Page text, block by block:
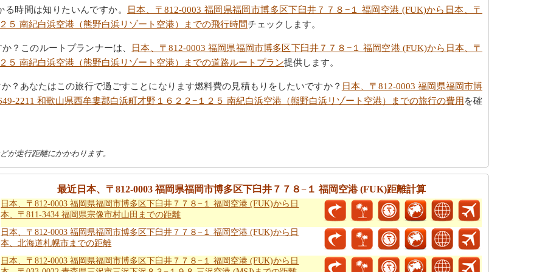
時間は知りたいんですか。
日本、〒812-0003 福岡県福岡市博多区下臼井７７８−１ 福岡空港 (FUK)から日本、〒
５ 南紀白浜空港（熊野白浜リゾート空港）までの飛行時間チェックします。
？このルートプランナーは、
日本、〒812-0003 福岡県福岡市博多区下臼井７７８−１ 福岡空港 (FUK)から日本、〒
５ 南紀白浜空港（熊野白浜リゾート空港）までの道路ルートプラン提供します。
？あなたはこの旅行で過ごすことになります燃料費の見積もりをしたいですか？ 日本、〒812-0003 福岡県福岡市博
2211 和歌山県西牟婁郡白浜町才野１６２２−１２５ 南紀白浜空港（熊野白浜リゾート空港）までの旅行の費用を確
が走行距離にかかわります。
最近日本、〒812-0003 福岡県福岡市博多区下臼井７７８−１ 福岡空港 (FUK)距離計算
日本、〒812-0003 福岡県福岡市博多区下臼井７７８−１ 福岡空港 (FUK)から日
本、〒811-3434 福岡県宗像市村山田までの距離
日本、〒812-0003 福岡県福岡市博多区下臼井７７８−１ 福岡空港 (FUK)から日
本、北海道札幌市までの距離
日本、〒812-0003 福岡県福岡市博多区下臼井７７８−１ 福岡空港 (FUK)から日